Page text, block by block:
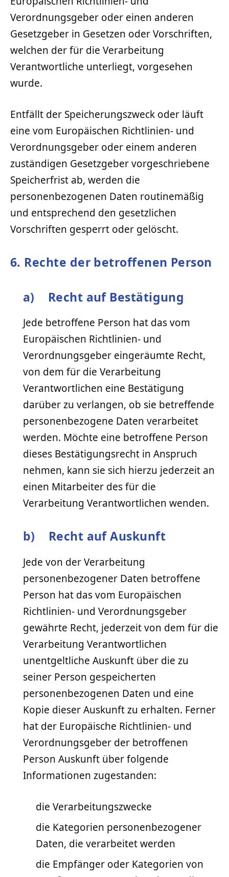
Verordnungsgeber oder einen anderen
Gesetzgeber in Gesetzen oder Vorschriften,
welchen der für die Verarbeitung
Verantwortliche unterliegt, vorgesehen
wurde.
Entfällt der Speicherungszweck oder läuft
eine vom Europäischen Richtlinien- und
Verordnungsgeber oder einem anderen
zuständigen Gesetzgeber vorgeschriebene
Speicherfrist ab, werden die
personenbezogenen Daten routinemäßig
und entsprechend den gesetzlichen
Vorschriften gesperrt oder gelöscht.
6. Rechte der betroffenen Person
a) Recht auf Bestätigung
Jede betroffene Person hat das vom
Europäischen Richtlinien- und
Verordnungsgeber eingeräumte Recht,
von dem für die Verarbeitung
Verantwortlichen eine Bestätigung
darüber zu verlangen, ob sie betreffende
personenbezogene Daten verarbeitet
werden. Möchte eine betroffene Person
dieses Bestätigungsrecht in Anspruch
nehmen, kann sie sich hierzu jederzeit an
einen Mitarbeiter des für die
Verarbeitung Verantwortlichen wenden.
b) Recht auf Auskunft
Jede von der Verarbeitung
personenbezogener Daten betroffene
Person hat das vom Europäischen
Richtlinien- und Verordnungsgeber
gewährte Recht, jederzeit von dem für die
Verarbeitung Verantwortlichen
unentgeltliche Auskunft über die zu
seiner Person gespeicherten
personenbezogenen Daten und eine
Kopie dieser Auskunft zu erhalten. Ferner
hat der Europäische Richtlinien- und
Verordnungsgeber der betroffenen
Person Auskunft über folgende
Informationen zugestanden:
die Verarbeitungszwecke
die Kategorien personenbezogener
Daten, die verarbeitet werden
die Empfänger oder Kategorien von